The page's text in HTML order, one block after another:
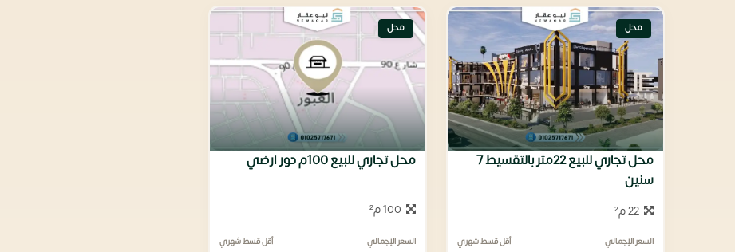
محل
محل تجاري للبيع 22متر بالتقسيط 7
سنين
السعر الإجمالي أقل قسط شهري
محل
محل تجاري للبيع 100م دور ارضي
السعر الإجمالي أقل قسط شهري